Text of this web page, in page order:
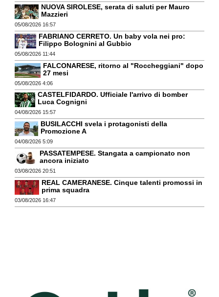
NUOVA SIROLESE, serata di saluti per Mauro
Mazzieri
05/08/2026 16:57
FABRIANO CERRETO. Un baby vola nei pro:
Filippo Bolognini al Gubbio
05/08/2026 11:44
FALCONARESE, ritorno al "Roccheggiani" dopo
27 mesi
05/08/2026 4:06
CASTELFIDARDO. Ufficiale l'arrivo di bomber
Luca Cognigni
04/08/2026 15:57
BUSILACCHI svela i protagonisti della
Promozione A
04/08/2026 5:09
PASSATEMPESE. Stangata a campionato non
ancora iniziato
03/08/2026 20:51
REAL CAMERANESE. Cinque talenti promossi in
prima squadra
03/08/2026 16:47